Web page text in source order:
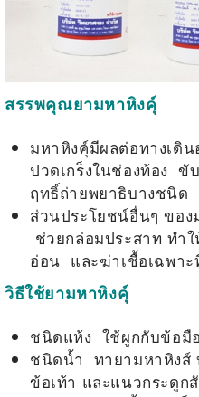
สรรพคุณยามหาหิงคุ์
มหาหิงคุ์มีผลต่อทางเดิ
ปวดเกร็งในช่องท้อง
ฤทธิ์ถ่ายพยาธิบางชนิด
ส่วนประโยชน์อื่นๆ ขอ
ช่วยกล่อมประสาท ทำ
อ่อน และฆ่าเชื้อเฉพาะ
วิธีใช้ยามหาหิงคุ์
ชนิดแห้ง ใช้ผูกกับข้อมื
ชนิดน้ำ ทายามหาหิงส์
ข้อเท้า และแนวกระดู